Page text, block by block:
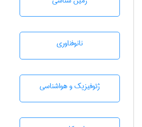
نانوفناوری
ژئوفيزيك و هواشناسی